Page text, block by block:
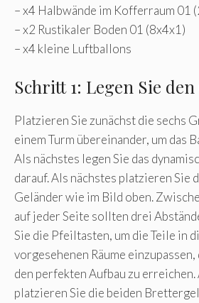
– x4 Halbwände im Kofferraum 01
– x2 Rustikaler Boden 01 (8x4x1)
– x4 kleine Luftballons
Schritt 1: Legen Sie
Platzieren Sie zunächst die sechs
einem Turm übereinander, um das
Als nächstes legen Sie das
darauf. Als nächstes platzieren Sie
Geländer wie im Bild oben.
auf jeder Seite sollten drei
Sie die Pfeiltasten, um die Teile in
vorgesehenen Räume
den perfekten Aufbau zu erreichen.
platzieren Sie die beiden